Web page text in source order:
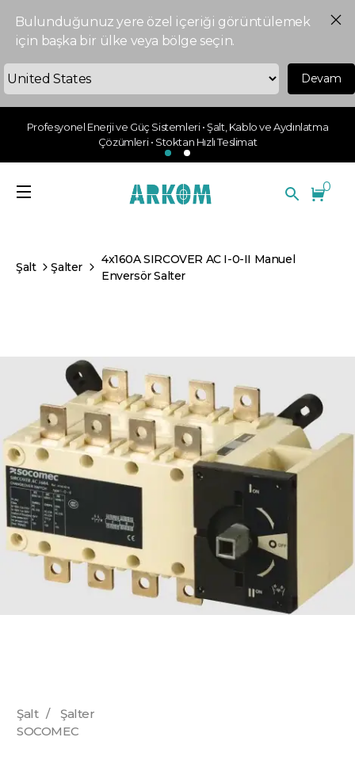
Bulunduğunuz yere özel içeriği görüntülemek
için başka bir ülke veya bölge seçin.
Devam
Profesyonel Enerji ve Güç Sistemleri • Şalt, Kablo ve Aydınlatma
Çözümleri • Stoktan Hızlı Teslimat
0
Şalt Şalter
4x160A SIRCOVER AC I-0-II Manuel
Enversör Salter
Şalt /
Şalter
SOCOMEC